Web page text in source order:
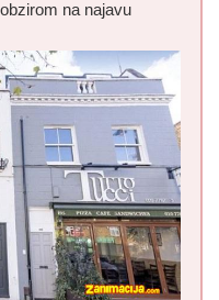
na najavu